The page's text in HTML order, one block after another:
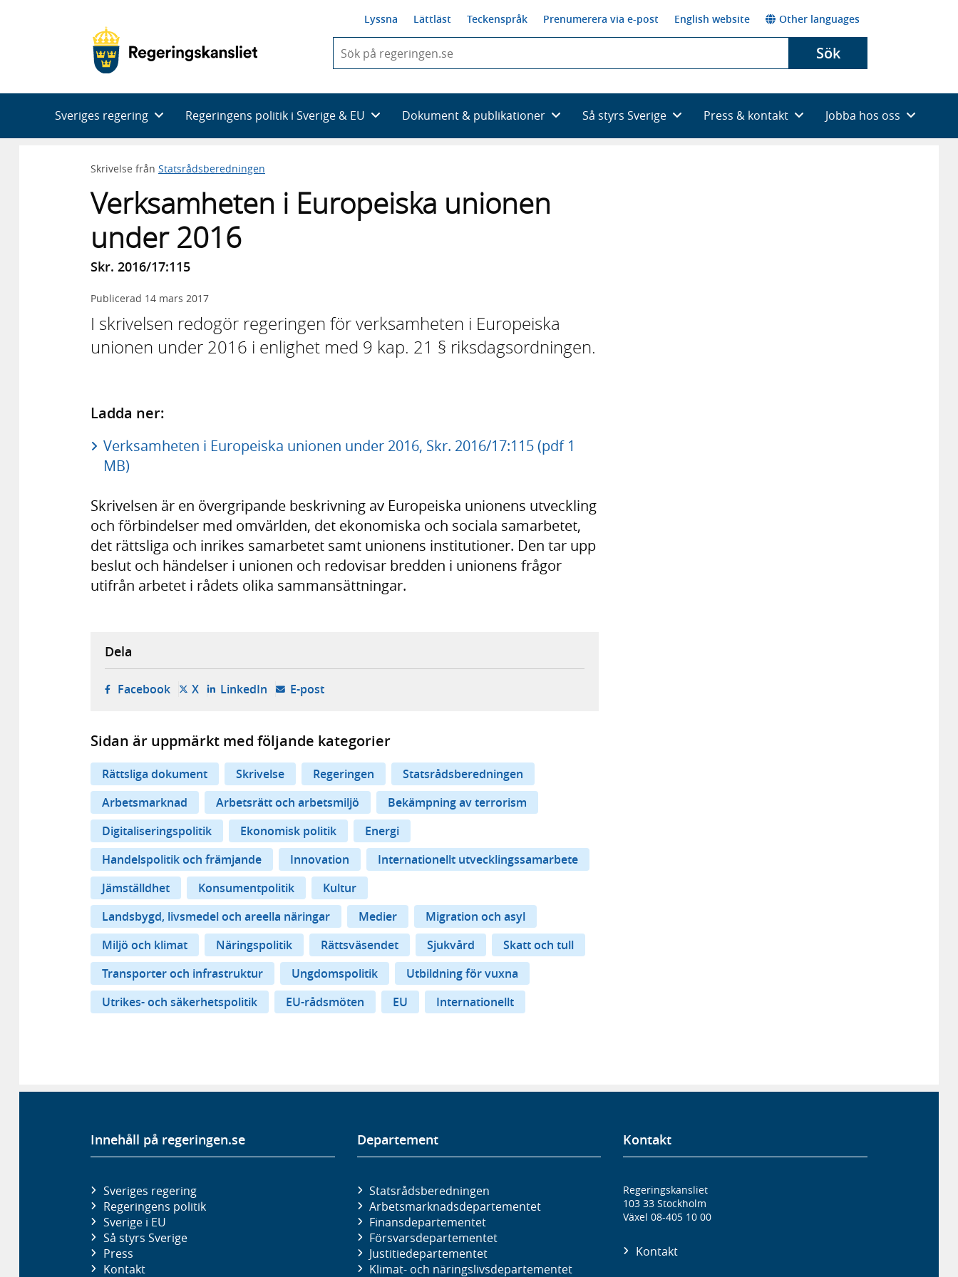
Lyssna Lättläst Teckenspråk Prenumerera via e-post English website Other languages
du
skriva
framträder
en
Sök
Sveriges regering Regeringens politik i Sverige & EU Dokument & publikationer Så styrs Sverige Press & kontakt Jobba hos oss
Skrivelse från Statsrådsberedningen
Verksamheten i Europeiska unionen
under 2016
Skr. 2016/17:115
Publicerad 14 mars 2017
I skrivelsen redogör regeringen för verksamheten i Europeiska
unionen under 2016 i enlighet med 9 kap. 21 § riksdagsordningen.
Ladda ner:
Verksamheten i Europeiska unionen under 2016, Skr. 2016/17:115 (pdf 1
MB)
Skrivelsen är en övergripande beskrivning av Europeiska unionens utveckling
och förbindelser med omvärlden, det ekonomiska och sociala samarbetet,
det rättsliga och inrikes samarbetet samt unionens institutioner. Den tar upp
beslut och händelser i unionen och redovisar bredden i unionens frågor
utifrån arbetet i rådets olika sammansättningar.
Dela
Facebook- öppnas i ny flik, extern webbplats,
X- öppnas i ny flik, extern webbplats,
LinkedIn- öppnas i ny flik, extern webbplats,
E-post- öppnar din e-postklient,
Sidan är uppmärkt med följande kategorier
Rättsliga dokument Skrivelse Regeringen
Statsrådsberedningen
Arbetsmarknad
Arbetsrätt och arbetsmiljö
Bekämpning av terrorism
Digitaliseringspolitik
Ekonomisk politik
Energi
Handelspolitik och främjande
Innovation
Internationellt utvecklingssamarbete
Jämställdhet
Konsumentpolitik
Kultur
Landsbygd, livsmedel och areella näringar
Medier
Migration och asyl
Miljö och klimat
Näringspolitik Rättsväsendet Sjukvård
Skatt och tull
Transporter och infrastruktur
Ungdomspolitik
Utbildning för vuxna
Utrikes- och säkerhetspolitik
EU-rådsmöten EU Internationellt
Innehåll på regeringen.se
Sveriges regering
Regeringens politik
Sverige i EU
Så styrs Sverige
Press
Kontakt
Departement
Statsrådsberedningen
Arbetsmarknads­departementet
Finans­departementet
Försvars­departementet
Justitie­departementet
Klimat- och näringslivs­departementet
Kontakt
Regeringskansliet
103 33 Stockholm
Växel 08-405 10 00
Kontakt